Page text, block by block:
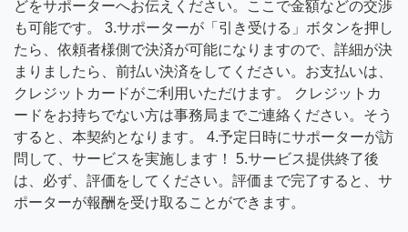
どをサポーターへお伝えください。ここで金額などの交渉
も可能です。 3.サポーターが「引き受ける」ボタンを押し
たら、依頼者様側で決済が可能になりますので、詳細が決
まりましたら、前払い決済をしてください。お支払いは、
クレジットカードがご利用いただけます。 クレジットカ
ードをお持ちでない方は事務局までご連絡ください。そう
すると、本契約となります。 4.予定日時にサポーターが訪
問して、サービスを実施します！ 5.サービス提供終了後
は、必ず、評価をしてください。評価まで完了すると、サ
ポーターが報酬を受け取ることができます。